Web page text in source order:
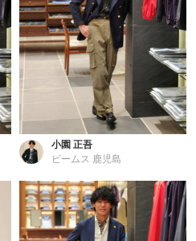
小園 正吾
ビームス 鹿児島